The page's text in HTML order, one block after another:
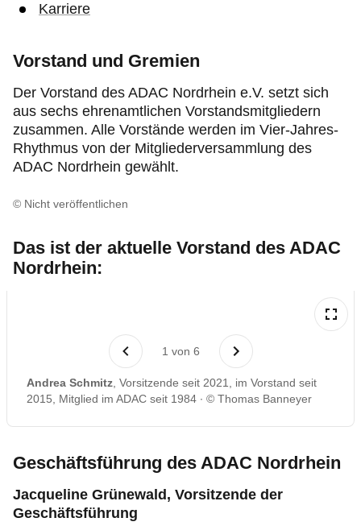
Karriere
Vorstand und Gremien
Der Vorstand des ADAC Nordrhein e.V. setzt sich
aus sechs ehrenamtlichen Vorstandsmitgliedern
zusammen. Alle Vorstände werden im Vier-Jahres-
Rhythmus von der Mitgliederversammlung des
ADAC Nordrhein gewählt.
© Nicht veröffentlichen
Das ist der aktuelle Vorstand des ADAC
Nordrhein:
1 von 6
Andrea Schmitz , Vorsitzende seit 2021, im Vorstand seit
2015, Mitglied im ADAC seit 1984
© Thomas Banneyer
Geschäftsführung des ADAC Nordrhein
Jacqueline Grünewald, Vorsitzende der
Geschäftsführung